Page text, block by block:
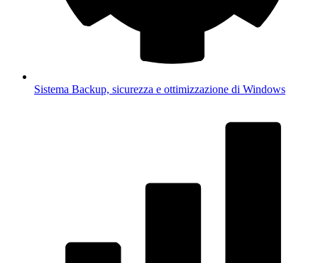
Sistema Backup, sicurezza e ottimizzazione di Windows